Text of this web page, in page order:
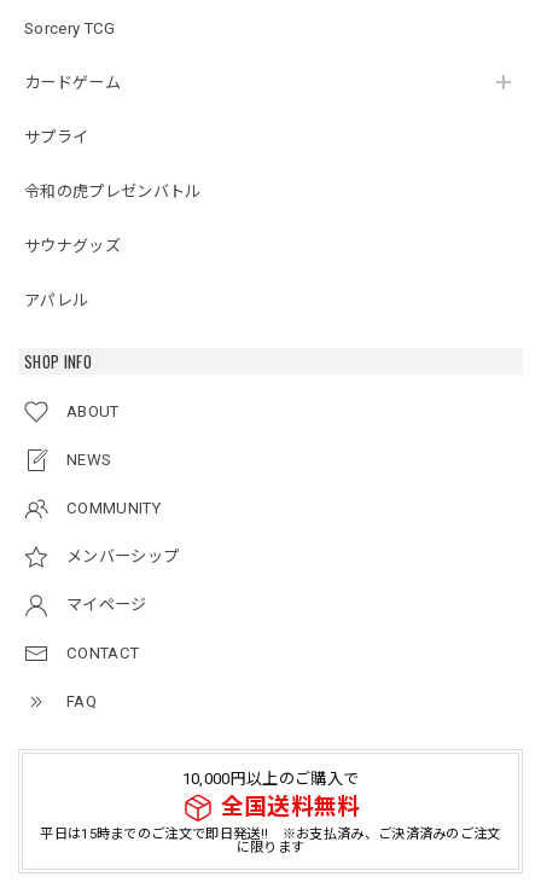
Sorcery TCG
カードゲーム
サプライ
令和の虎プレゼンバトル
サウナグッズ
アパレル
SHOP INFO
ABOUT
NEWS
COMMUNITY
メンバーシップ
マイページ
CONTACT
FAQ
10,000円以上のご購入で
全国送料無料
平日は15時までのご注文で即日発送!! ※お支払済み、ご決済済みのご注文
に限ります